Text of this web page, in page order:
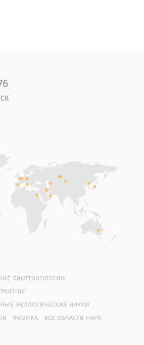
биотехнологии
экологические науки
физика все области наук